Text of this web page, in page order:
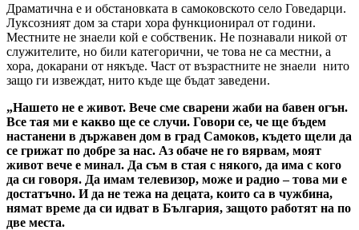
Драматична е и обстановката в самоковското село Говедарци.
Луксозният дом за стари хора функционирал от години.
Местните не знаели кой е собственик. Не познавали никой от
служителите, но били категорични, че това не са местни, а
хора, докарани от някъде. Част от възрастните не знаели нито
защо ги извеждат, нито къде ще бъдат заведени.
„Нашето не е живот. Вече сме сварени жаби на бавен огън.
Все тая ми е какво ще се случи. Говори се, че ще бъдем
настанени в държавен дом в град Самоков, където щели да
се грижат по добре за нас. Аз обаче не го вярвам, моят
живот вече е минал. Да съм в стая с някого, да има с кого
да си говоря. Да имам телевизор, може и радио – това ми е
достатъчно. И да не тежа на децата, които са в чужбина,
нямат време да си идват в България, защото работят на по
две места.